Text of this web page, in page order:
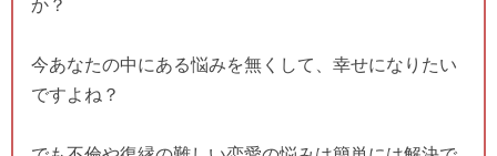
か？
今あなたの中にある悩みを無くして、幸せになりたい
ですよね？